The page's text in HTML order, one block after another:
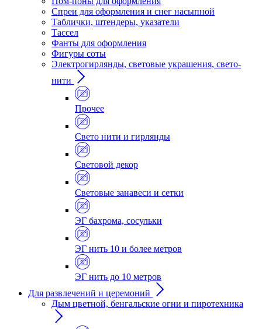
Спреи для оформления и снег насыпной
Таблички, штендеры, указатели
Тассел
Фанты для оформления
Фигуры соты
Электрогирлянды, световые украшения, свето-
нити
Прочее
Свето нити и гирлянды
Световой декор
Световые занавеси и сетки
ЭГ бахрома, сосульки
ЭГ нить 10 и более метров
ЭГ нить до 10 метров
Для развлечений и церемоний
Дым цветной, бенгальские огни и пиротехника